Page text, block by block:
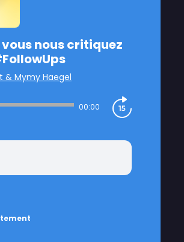
nous critiquez
& Mymy Haegel
00:00